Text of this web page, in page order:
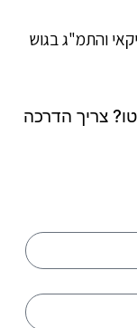
והתמ"ג בגוש
צריך הדרכה